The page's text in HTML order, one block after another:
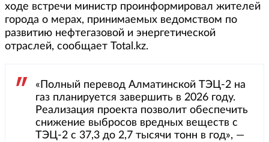
ходе встречи министр проинформировал жителей
города о мерах, принимаемых ведомством по
развитию нефтегазовой и энергетической
отраслей, сообщает Total.kz.
«Полный перевод Алматинской ТЭЦ-2 на
газ планируется завершить в 2026 году.
Реализация проекта позволит обеспечить
снижение выбросов вредных веществ с
ТЭЦ-2 с 37,3 до 2,7 тысячи тонн в год», —